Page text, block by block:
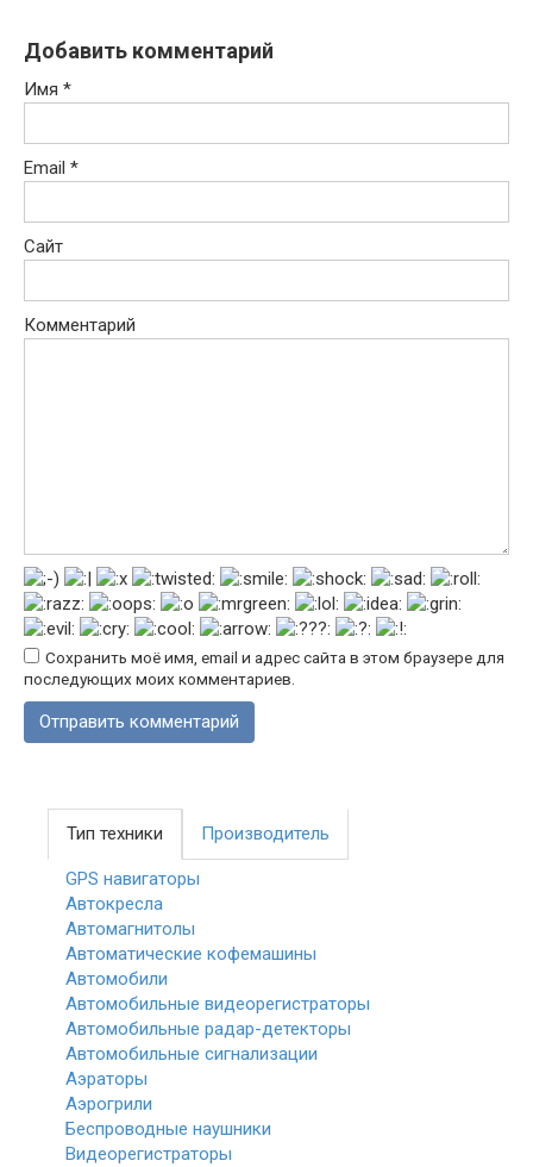
Добавить комментарий
Имя *
Email *
Сайт
Комментарий
Сохранить моё имя, email и адрес сайта в этом браузере для
последующих моих комментариев.
Тип техники Производитель
GPS навигаторы
Автокресла
Автомагнитолы
Автоматические кофемашины
Автомобили
Автомобильные видеорегистраторы
Автомобильные радар-детекторы
Автомобильные сигнализации
Аэраторы
Аэрогрили
Беспроводные наушники
Видеорегистраторы